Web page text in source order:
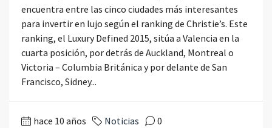
encuentra entre las cinco ciudades más interesantes
para invertir en lujo según el ranking de Christie’s. Este
ranking, el Luxury Defined 2015, sitúa a Valencia en la
cuarta posición, por detrás de Auckland, Montreal o
Victoria – Columbia Británica y por delante de San
Francisco, Sidney...
hace 10 años Noticias 0